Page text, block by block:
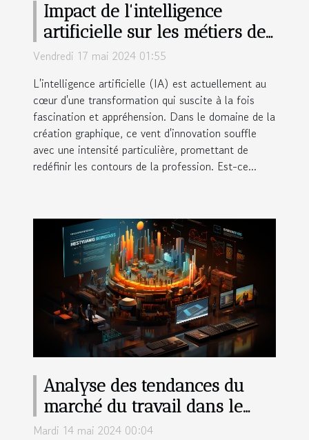
Impact de l'intelligence
artificielle sur les métiers de
la création graphique :
évolution ou révolution ?
Vendredi 17 mai 2024 01:55
L'intelligence artificielle (IA) est actuellement au
cœur d'une transformation qui suscite à la fois
fascination et appréhension. Dans le domaine de la
création graphique, ce vent d'innovation souffle
avec une intensité particulière, promettant de
redéfinir les contours de la profession. Est-ce...
Analyse des tendances du
marché du travail dans le
secteur du marketing digital
Mardi 14 mai 2024 00:04